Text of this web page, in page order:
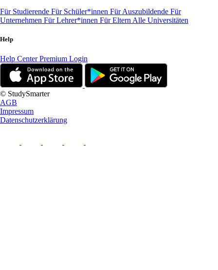
Für Studierende Für Schüler*innen Für Auszubildende Für
Unternehmen Für Lehrer*innen Für Eltern Alle Universitäten
Help
Help CenterPremium Login
© StudySmarter
AGB
Impressum
Datenschutzerklärung